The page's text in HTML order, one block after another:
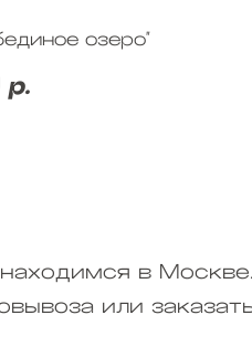
озеро"
р.
в
или